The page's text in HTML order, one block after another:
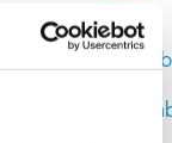
2022